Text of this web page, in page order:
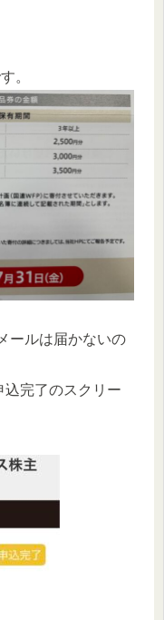
。
ールは届かないの
込完了のスクリー